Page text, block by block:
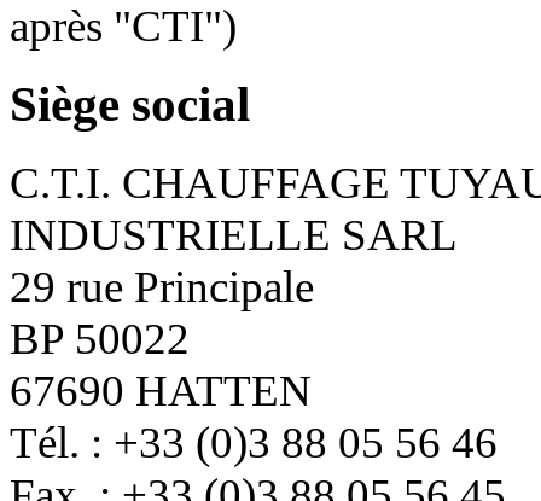
après "CTI")
Siège social
C.T.I. CHAUFFAGE
INDUSTRIELLE SARL
29 rue Principale
BP 50022
67690 HATTEN
Tél. : +33 (0)3 88 05 56 46